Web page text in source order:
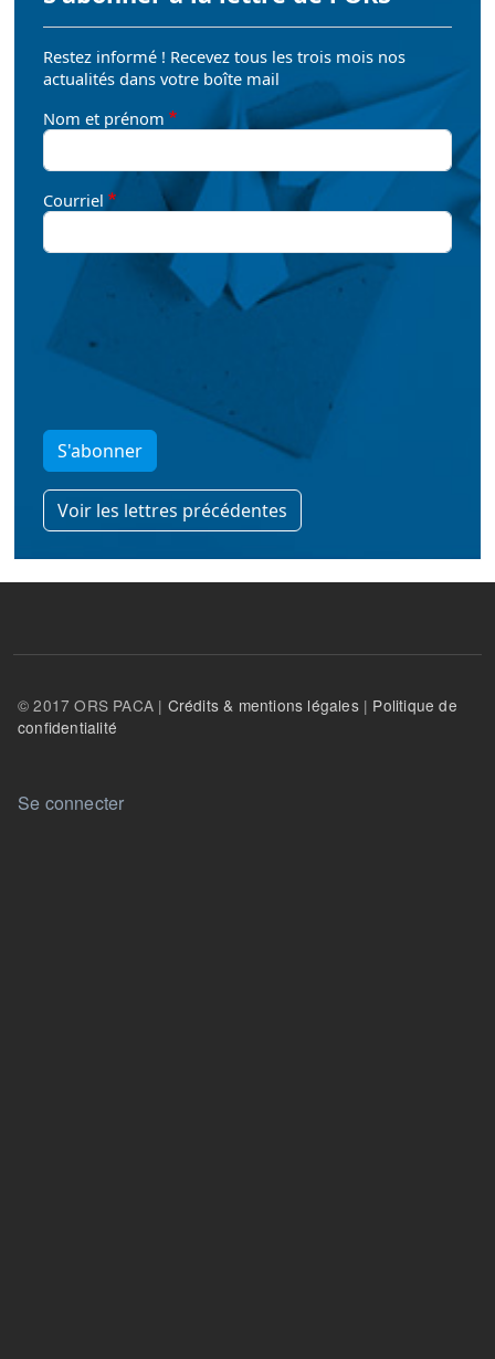
Restez informé ! Recevez tous les trois mois nos
actualités dans votre boîte mail
Nom et prénom
Courriel
S'abonner
Voir les lettres précédentes
© 2017 ORS PACA | Crédits & mentions légales| Politique de
confidentialité
User account menu
Se connecter